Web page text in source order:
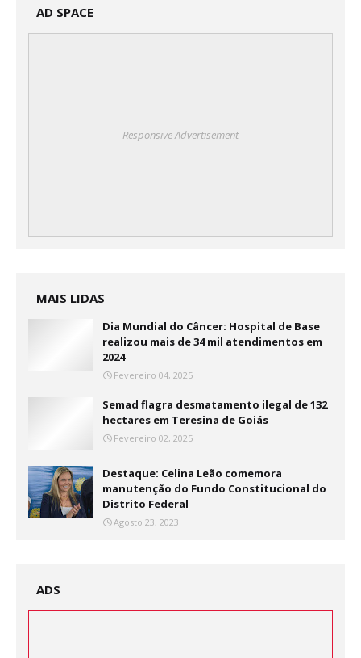
AD SPACE
Responsive Advertisement
MAIS LIDAS
Dia Mundial do Câncer: Hospital de Base
realizou mais de 34 mil atendimentos em
2024
Fevereiro 04, 2025
Semad flagra desmatamento ilegal de 132
hectares em Teresina de Goiás
Fevereiro 02, 2025
Destaque: Celina Leão comemora
manutenção do Fundo Constitucional do
Distrito Federal
Agosto 23, 2023
ADS